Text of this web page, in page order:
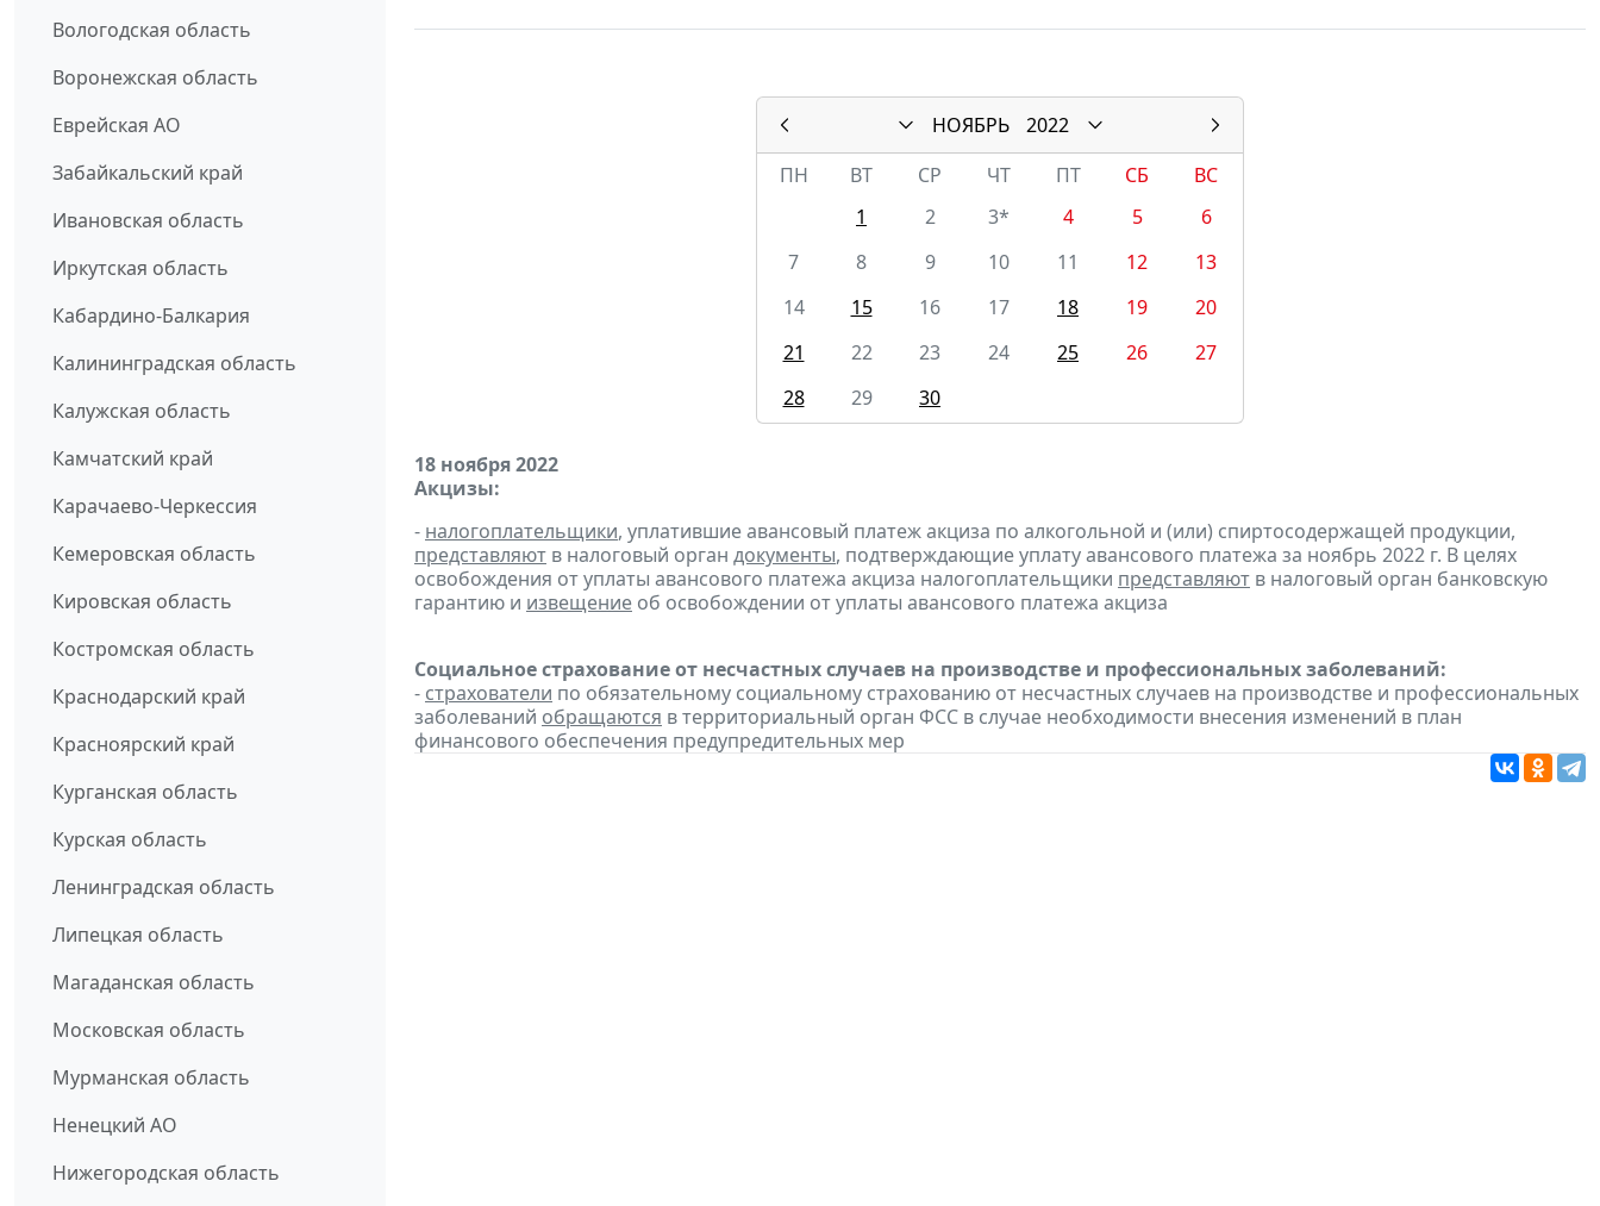
Вологодская область
Воронежская область
Еврейская АО
Забайкальский край
Ивановская область
Иркутская область
Кабардино-Балкария
Калининградская область
Калужская область
Камчатский край
Карачаево-Черкессия
Кемеровская область
Кировская область
Костромская область
Краснодарский край
Красноярский край
Курганская область
Курская область
Ленинградская область
Липецкая область
Магаданская область
Московская область
Мурманская область
Ненецкий АО
Нижегородская область
НОЯБРЬ
2022
ПН
ВТ СР ЧТ ПТ СБ
ВС
1
2 3* 4 5
6
7
8 9 10 11 12
13
14
15 16 17 18 19
20
21
22 23 24 25 26
27
28
29 30
18 ноября 2022
Акцизы:
- налогоплательщики, уплатившие авансовый платеж акциза по алкогольной и (или) спиртосодержащей продукции,
представляют в налоговый орган документы, подтверждающие уплату авансового платежа за ноябрь 2022 г. В целях
освобождения от уплаты авансового платежа акциза налогоплательщики представляют в налоговый орган банковскую
гарантию и извещение об освобождении от уплаты авансового платежа акциза
Социальное страхование от несчастных случаев на производстве и профессиональных заболеваний:
- страхователи по обязательному социальному страхованию от несчастных случаев на производстве и профессиональных
заболеваний обращаются в территориальный орган ФСС в случае необходимости внесения изменений в план
финансового обеспечения предупредительных мер